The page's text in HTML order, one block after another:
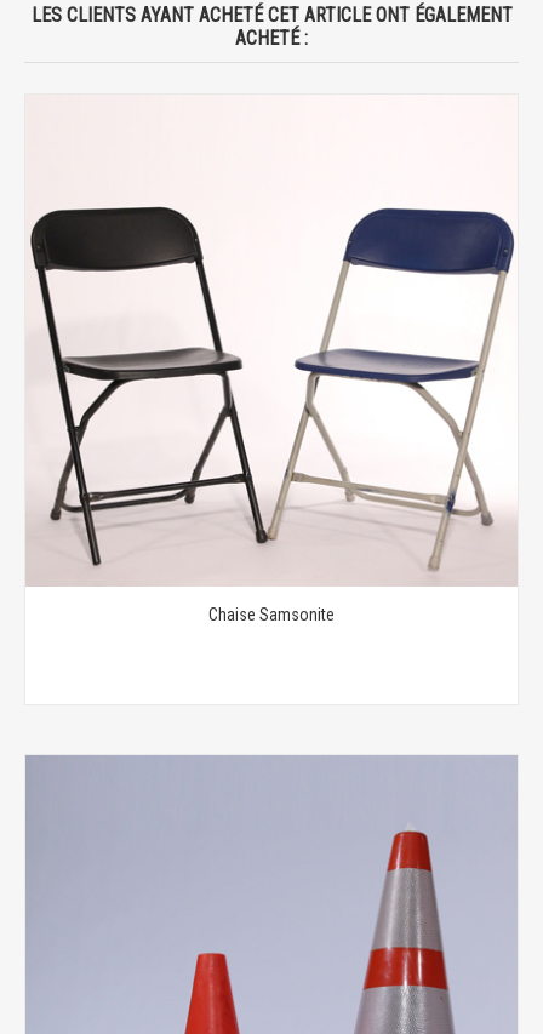
LES CLIENTS AYANT ACHETÉ CET ARTICLE ONT ÉGALEMENT
ACHETÉ :
Chaise Samsonite